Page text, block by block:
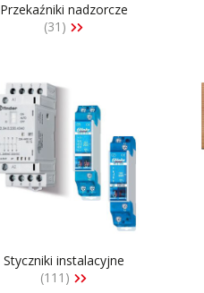
Przekaźniki nadzorcze
(31)
Styczniki instalacyjne
(111)